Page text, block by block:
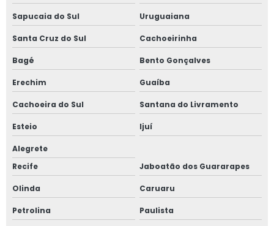
Sapucaia do Sul Uruguaiana
Santa Cruz do Sul Cachoeirinha
Bagé Bento Gonçalves
Erechim Guaíba
Cachoeira do Sul Santana do Livramento
Esteio Ijuí
Alegrete
Recife
Jaboatão dos Guararapes
Olinda Caruaru
Petrolina Paulista